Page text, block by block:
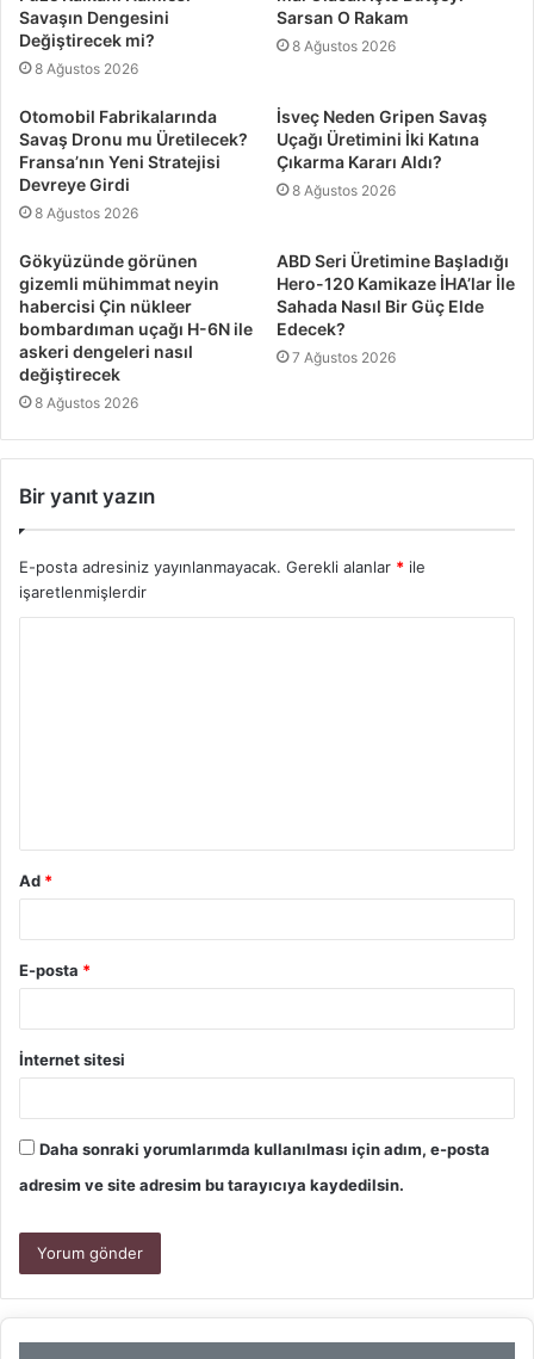
Savaşın Dengesini
Değiştirecek mi?
8 Ağustos 2026
Sarsan O Rakam
8 Ağustos 2026
Otomobil Fabrikalarında
Savaş Dronu mu Üretilecek?
Fransa’nın Yeni Stratejisi
Devreye Girdi
8 Ağustos 2026
İsveç Neden Gripen Savaş
Uçağı Üretimini İki Katına
Çıkarma Kararı Aldı?
8 Ağustos 2026
Gökyüzünde görünen
gizemli mühimmat neyin
habercisi Çin nükleer
bombardıman uçağı H-6N ile
askeri dengeleri nasıl
değiştirecek
8 Ağustos 2026
ABD Seri Üretimine Başladığı
Hero-120 Kamikaze İHA’lar İle
Sahada Nasıl Bir Güç Elde
Edecek?
7 Ağustos 2026
Bir yanıt yazın
E-posta adresiniz yayınlanmayacak. Gerekli alanlar * ile
işaretlenmişlerdir
Ad *
E-posta *
İnternet sitesi
Daha sonraki yorumlarımda kullanılması için adım, e-posta
adresim ve site adresim bu tarayıcıya kaydedilsin.